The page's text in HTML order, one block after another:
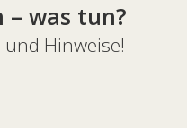
– was tun?
Hinweise!